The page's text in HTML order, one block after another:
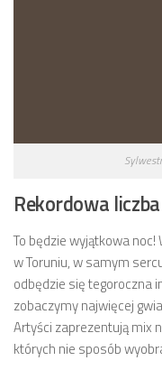
Rekordowa
To będzie wyjątkowa
w Toruniu, w samym
odbędzie się tegoroczna
zobaczymy najwięcej
Artyści zaprezentują mix
których nie sposób